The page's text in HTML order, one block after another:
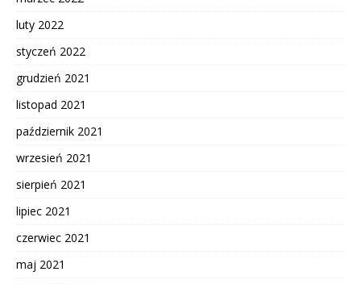
luty 2022
styczeń 2022
grudzień 2021
listopad 2021
październik 2021
wrzesień 2021
sierpień 2021
lipiec 2021
czerwiec 2021
maj 2021